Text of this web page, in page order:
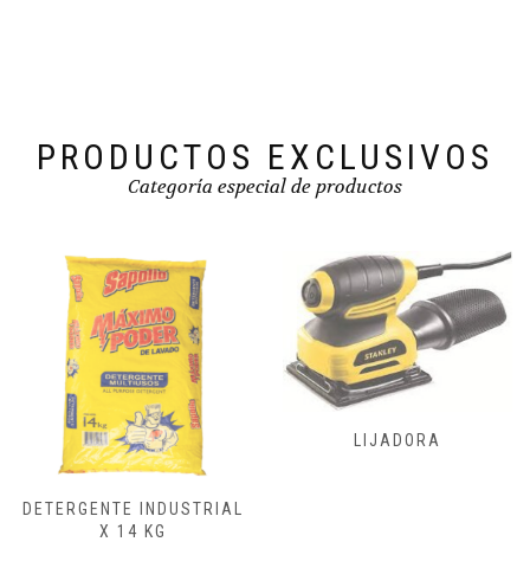
PRODUCTOS EXCLUSIVOS
Categoría especial de productos
LIJADORA
FRESADORAS,